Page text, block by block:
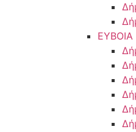
ΕΥΒΟΙΑ